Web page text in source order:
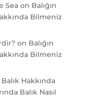
Seaon Balığın
Bilmeniz
on Balığın
Bilmeniz
Hakkında
Balık Nasıl